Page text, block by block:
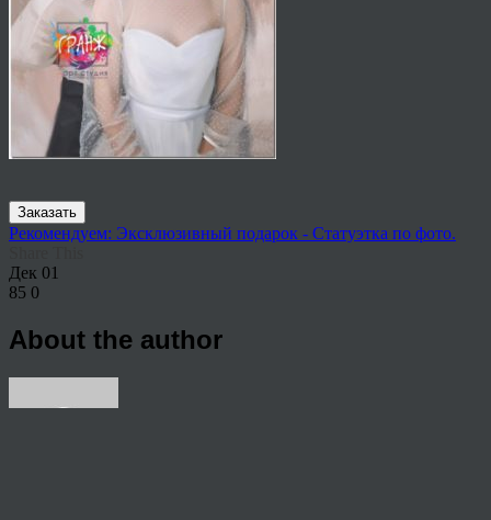
Заказать
Рекомендуем: Эксклюзивный подарок - Статуэтка по фото.
Дек 01
85 0
About the author